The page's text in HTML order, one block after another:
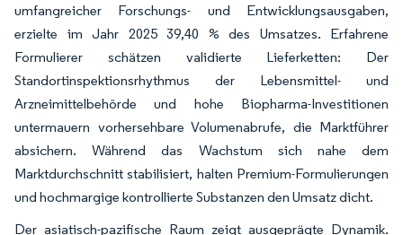
umfangreicher Forschungs- und Entwicklungsausgaben,
erzielte im Jahr 2025 39,40 % des Umsatzes. Erfahrene
Formulierer schätzen validierte Lieferketten: Der
Standortinspektionsrhythmus der Lebensmittel- und
Arzneimittelbehörde und hohe Biopharma-Investitionen
untermauern vorhersehbare Volumenabrufe, die Marktführer
absichern. Während das Wachstum sich nahe dem
Marktdurchschnitt stabilisiert, halten Premium-Formulierungen
und hochmargige kontrollierte Substanzen den Umsatz dicht.
Der asiatisch-pazifische Raum zeigt ausgeprägte Dynamik.